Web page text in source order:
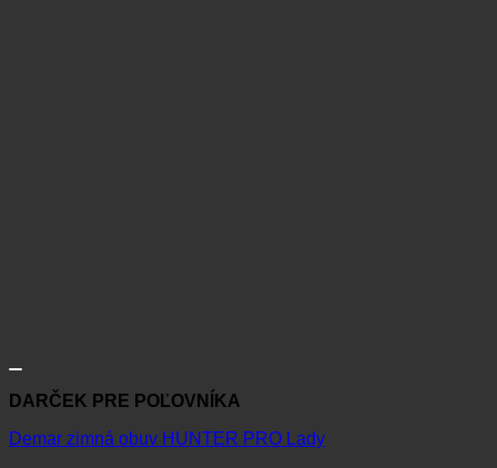
DARČEK PRE POĽOVNÍKA
Demar zimná obuv HUNTER PRO Lady